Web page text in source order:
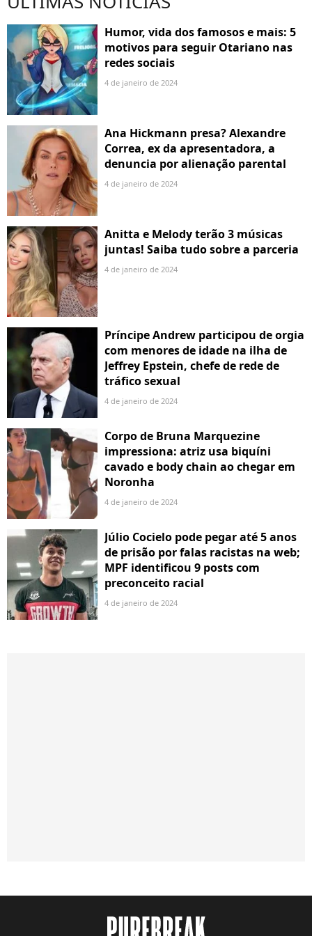
Humor, vida dos famosos e mais: 5
motivos para seguir Otariano nas
redes sociais
4 de janeiro de 2024
Ana Hickmann presa? Alexandre
Correa, ex da apresentadora, a
denuncia por alienação parental
4 de janeiro de 2024
Anitta e Melody terão 3 músicas
juntas! Saiba tudo sobre a parceria
4 de janeiro de 2024
Príncipe Andrew participou de orgia
com menores de idade na ilha de
Jeffrey Epstein, chefe de rede de
tráfico sexual
4 de janeiro de 2024
Corpo de Bruna Marquezine
impressiona: atriz usa biquíni
cavado e body chain ao chegar em
Noronha
4 de janeiro de 2024
Júlio Cocielo pode pegar até 5 anos
de prisão por falas racistas na web;
MPF identificou 9 posts com
preconceito racial
4 de janeiro de 2024